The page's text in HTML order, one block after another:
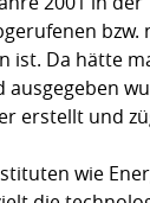
Da hätte
erstellt und
wie